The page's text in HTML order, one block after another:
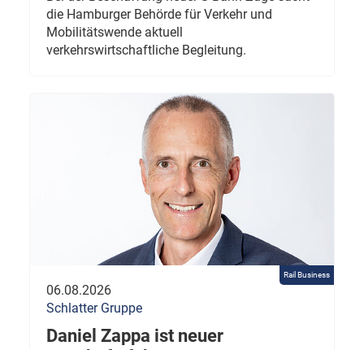
die Hamburger Behörde für Verkehr und
Mobilitätswende aktuell
verkehrswirtschaftliche Begleitung.
Rail Business
06.08.2026
Schlatter Gruppe
Daniel Zappa ist neuer